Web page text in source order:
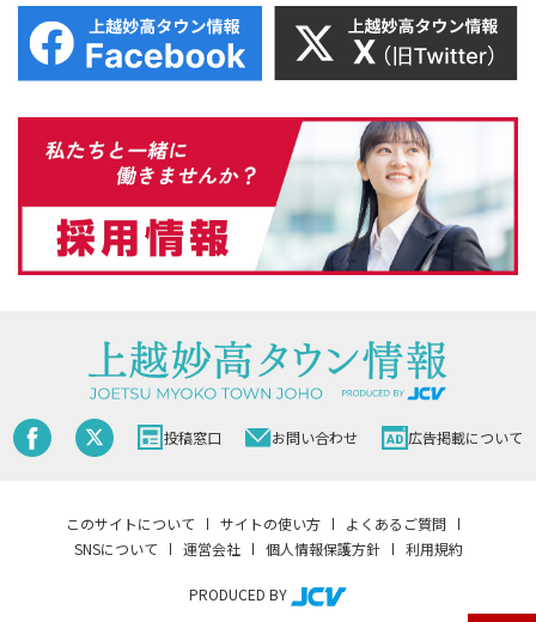
投稿窓口 お問い合わせ 広告掲載について
このサイトについて サイトの使い方
よくあるご質問
SNSについて
運営会社 個人情報保護方針 利用規約
PRODUCED BY